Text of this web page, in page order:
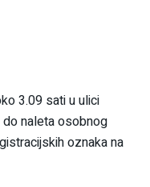
3.09 sati u ulici
naleta osobnog
oznaka na